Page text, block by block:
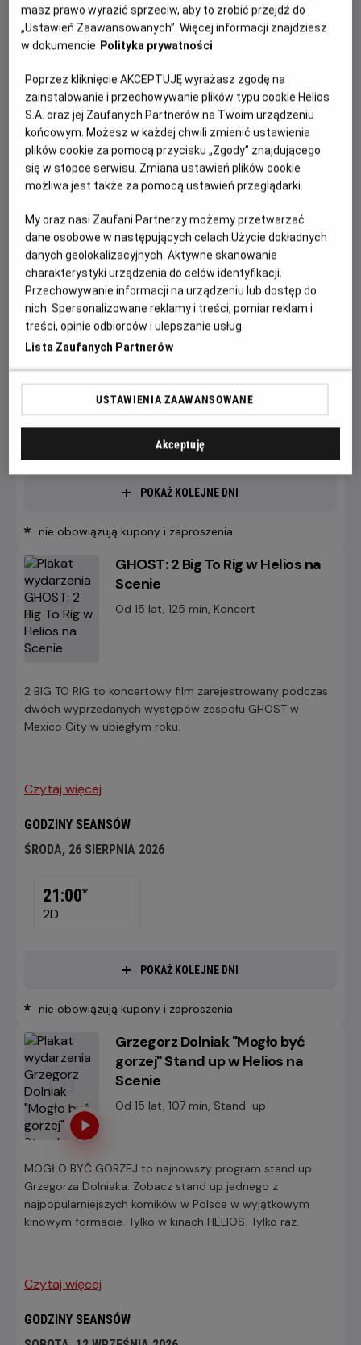
NIEDZIELA,
16
SIERPNIA
15:00*
2D, napisy
* nie obowiązują kupony i zaproszenia
André Rieu. Niech żyje
Maastricht! w Helios na Scenie
Od 10 lat, 180 min, Koncert
Zasiądź z bliskimi w kinie, bo czeka na Was 20. już
retransmisja letniego koncertu André Rieu z Maastricht!
Czytaj więcej
GODZINY SEANSÓW
PIĄTEK, 21 SIERPNIA 2026
21
SIERPNIA
18:00*
POKAŻ KOLEJNE DNI
* nie obowiązują kupony i zaproszenia
GHOST: 2 Big To Rig w Helios na
Scenie
Od 15 lat, 125 min, Koncert
2 BIG TO RIG to koncertowy film zarejestrowany podczas
dwóch wyprzedanych występów zespołu GHOST w
Mexico City w ubiegłym roku.
Czytaj więcej
GODZINY SEANSÓW
ŚRODA, 26 SIERPNIA 2026
SIERPNIA
2026
21:00*
2D
POKAŻ KOLEJNE DNI
* nie obowiązują kupony i zaproszenia
Grzegorz Dolniak "Mogło być
gorzej" Stand up w Helios na
Scenie
Od 15 lat, 107 min, Stand-up
MOGŁO BYĆ GORZEJ to najnowszy program stand up
Grzegorza Dolniaka. Zobacz stand up jednego z
najpopularniejszych komików w Polsce w wyjątkowym
kinowym formacie. Tylko w kinach HELIOS. Tylko raz.
Czytaj więcej
GODZINY SEANSÓW
masz prawo wyrazić sprzeciw, aby to zrobić przejdź do
„Ustawień Zaawansowanych”. Więcej informacji znajdziesz
w dokumencie Polityka prywatności
Poprzez kliknięcie AKCEPTUJĘ wyrażasz zgodę na
zainstalowanie i przechowywanie plików typu cookie Helios
S.A. oraz jej Zaufanych Partnerów na Twoim urządzeniu
końcowym. Możesz w każdej chwili zmienić ustawienia
plików cookie za pomocą przycisku „Zgody” znajdującego
się w stopce serwisu. Zmiana ustawień plików cookie
możliwa jest także za pomocą ustawień przeglądarki.
My oraz nasi Zaufani Partnerzy możemy przetwarzać
dane osobowe w następujących celach:Użycie dokładnych
danych geolokalizacyjnych. Aktywne skanowanie
charakterystyki urządzenia do celów identyfikacji.
Przechowywanie informacji na urządzeniu lub dostęp do
nich. Spersonalizowane reklamy i treści, pomiar reklam i
treści, opinie odbiorców i ulepszanie usług.
Lista Zaufanych Partnerów
USTAWIENIA ZAAWANSOWANE
Akceptuję